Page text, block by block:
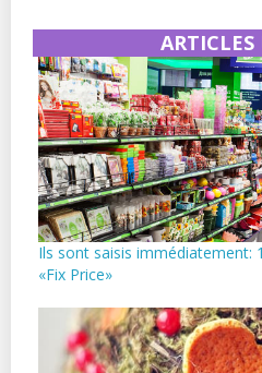
ARTICLES
Ils sont saisis immédiatement:
«Fix Price»